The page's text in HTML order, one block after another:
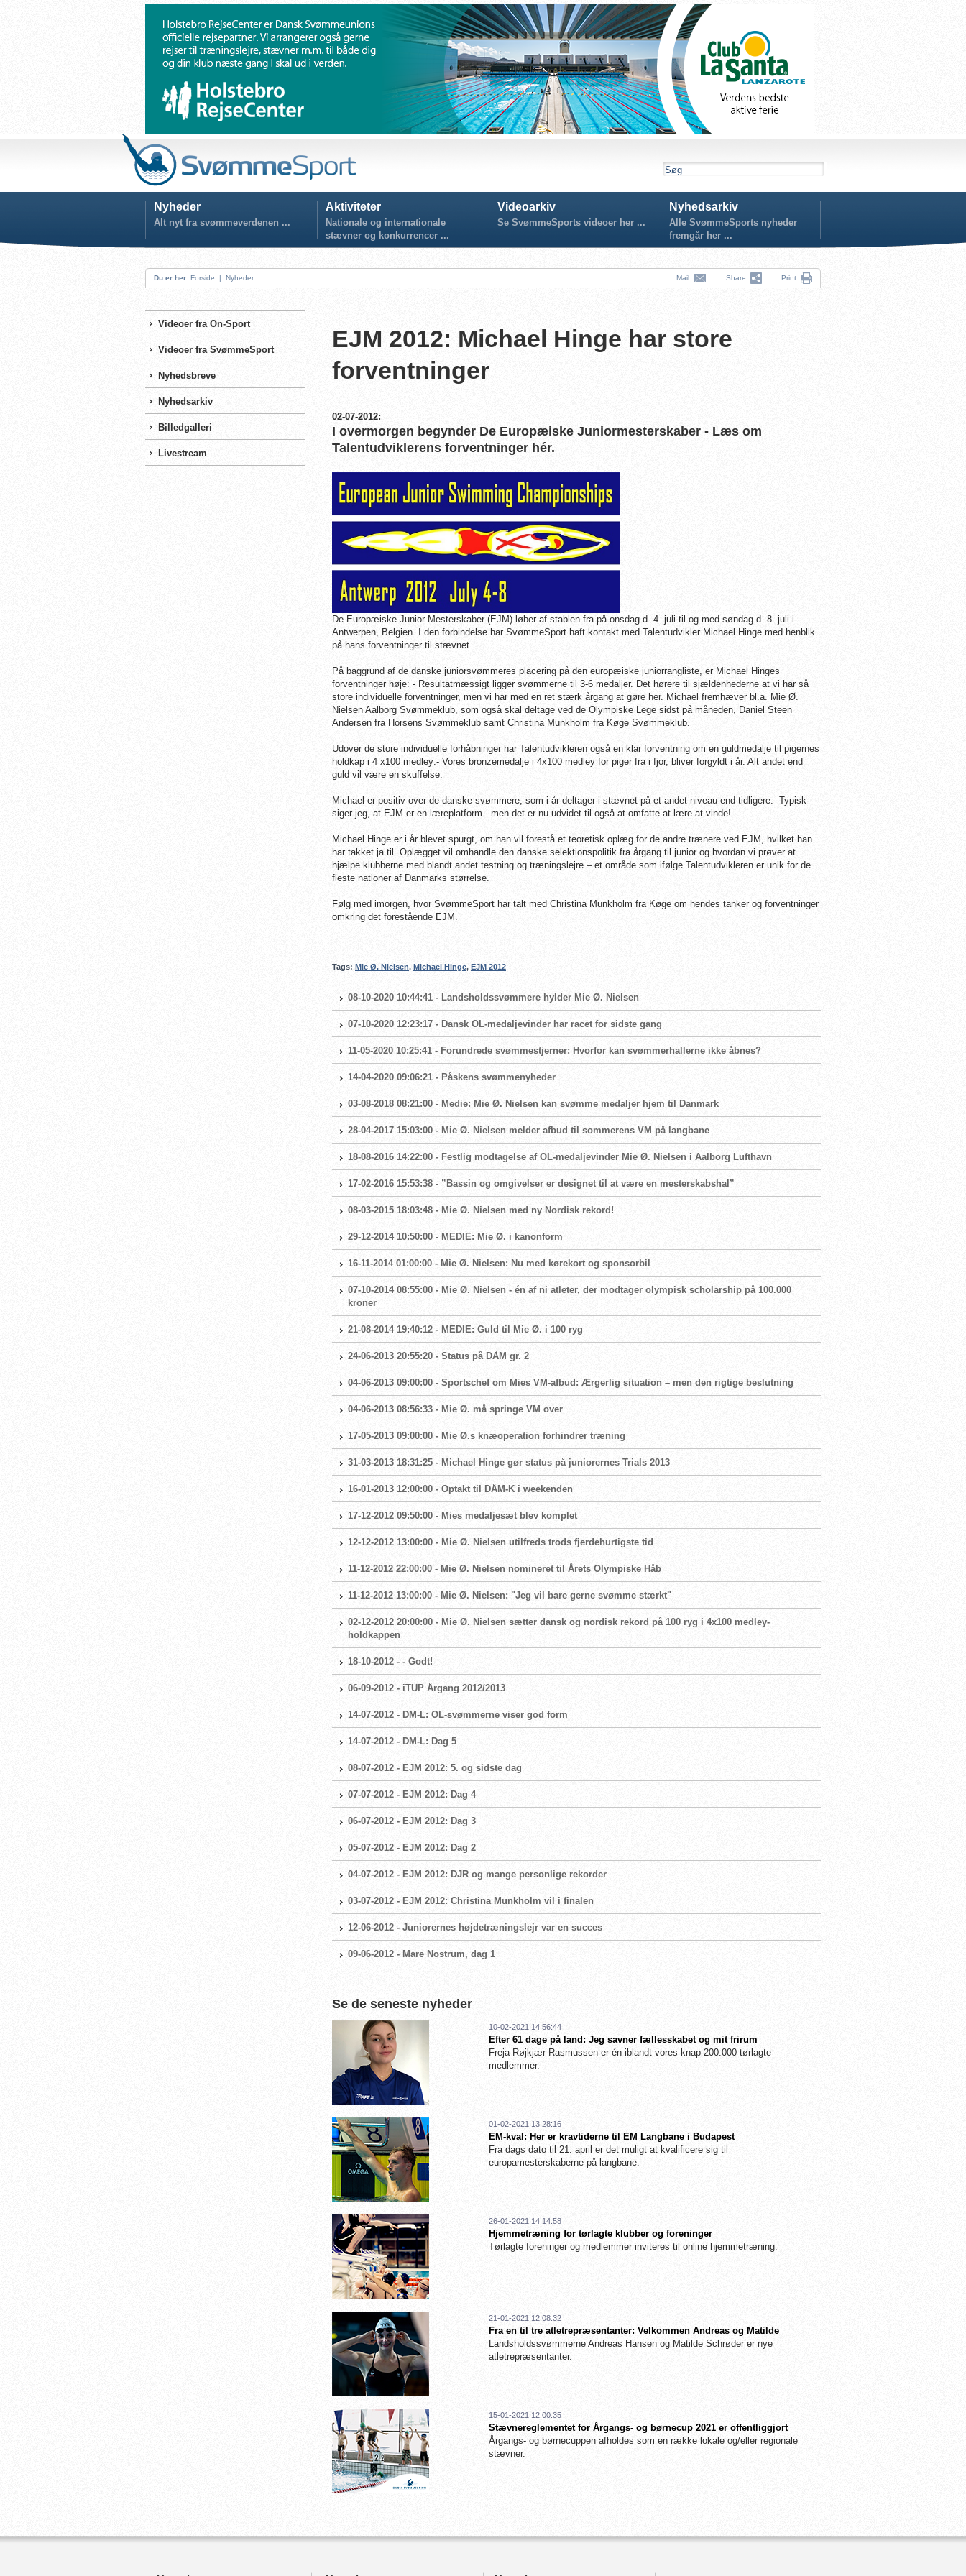
Nyheder
Alt nyt fra svømmeverdenen ...
Aktiviteter
Nationale og internationale
stævner og konkurrencer ...
Videoarkiv
Se SvømmeSports videoer her ...
Nyhedsarkiv
Alle SvømmeSports nyheder
fremgår her ...
Du er her: Forside | Nyheder Mail Share Print
Videoer fra On-Sport
Videoer fra SvømmeSport
Nyhedsbreve
Nyhedsarkiv
Billedgalleri
Livestream
EJM 2012: Michael Hinge har store
forventninger
02-07-2012:
I overmorgen begynder De Europæiske Juniormesterskaber - Læs om
Talentudviklerens forventninger hér.
De Europæiske Junior Mesterskaber (EJM) løber af stablen fra på onsdag d. 4. juli til og med søndag d. 8. juli i
Antwerpen, Belgien. I den forbindelse har SvømmeSport haft kontakt med Talentudvikler Michael Hinge med henblik
på hans forventninger til stævnet.
På baggrund af de danske juniorsvømmeres placering på den europæiske juniorrangliste, er Michael Hinges
forventninger høje: - Resultatmæssigt ligger svømmerne til 3-6 medaljer. Det hørere til sjældenhederne at vi har så
store individuelle forventninger, men vi har med en ret stærk årgang at gøre her. Michael fremhæver bl.a. Mie Ø.
Nielsen Aalborg Svømmeklub, som også skal deltage ved de Olympiske Lege sidst på måneden, Daniel Steen
Andersen fra Horsens Svømmeklub samt Christina Munkholm fra Køge Svømmeklub.
Udover de store individuelle forhåbninger har Talentudvikleren også en klar forventning om en guldmedalje til pigernes
holdkap i 4 x100 medley:- Vores bronzemedalje i 4x100 medley for piger fra i fjor, bliver forgyldt i år. Alt andet end
guld vil være en skuffelse.
Michael er positiv over de danske svømmere, som i år deltager i stævnet på et andet niveau end tidligere:- Typisk
siger jeg, at EJM er en læreplatform - men det er nu udvidet til også at omfatte at lære at vinde!
Michael Hinge er i år blevet spurgt, om han vil forestå et teoretisk oplæg for de andre trænere ved EJM, hvilket han
har takket ja til. Oplægget vil omhandle den danske selektionspolitik fra årgang til junior og hvordan vi prøver at
hjælpe klubberne med blandt andet testning og træningslejre – et område som ifølge Talentudvikleren er unik for de
fleste nationer af Danmarks størrelse.
Følg med imorgen, hvor SvømmeSport har talt med Christina Munkholm fra Køge om hendes tanker og forventninger
omkring det forestående EJM.
Tags: Mie Ø. Nielsen, Michael Hinge, EJM 2012
08-10-2020 10:44:41 - Landsholdssvømmere hylder Mie Ø. Nielsen
07-10-2020 12:23:17 - Dansk OL-medaljevinder har racet for sidste gang
11-05-2020 10:25:41 - Forundrede svømmestjerner: Hvorfor kan svømmerhallerne ikke åbnes?
14-04-2020 09:06:21 - Påskens svømmenyheder
03-08-2018 08:21:00 - Medie: Mie Ø. Nielsen kan svømme medaljer hjem til Danmark
28-04-2017 15:03:00 - Mie Ø. Nielsen melder afbud til sommerens VM på langbane
18-08-2016 14:22:00 - Festlig modtagelse af OL-medaljevinder Mie Ø. Nielsen i Aalborg Lufthavn
17-02-2016 15:53:38 - ”Bassin og omgivelser er designet til at være en mesterskabshal”
08-03-2015 18:03:48 - Mie Ø. Nielsen med ny Nordisk rekord!
29-12-2014 10:50:00 - MEDIE: Mie Ø. i kanonform
16-11-2014 01:00:00 - Mie Ø. Nielsen: Nu med kørekort og sponsorbil
07-10-2014 08:55:00 - Mie Ø. Nielsen - én af ni atleter, der modtager olympisk scholarship på 100.000
kroner
21-08-2014 19:40:12 - MEDIE: Guld til Mie Ø. i 100 ryg
24-06-2013 20:55:20 - Status på DÅM gr. 2
04-06-2013 09:00:00 - Sportschef om Mies VM-afbud: Ærgerlig situation – men den rigtige beslutning
04-06-2013 08:56:33 - Mie Ø. må springe VM over
17-05-2013 09:00:00 - Mie Ø.s knæoperation forhindrer træning
31-03-2013 18:31:25 - Michael Hinge gør status på juniorernes Trials 2013
16-01-2013 12:00:00 - Optakt til DÅM-K i weekenden
17-12-2012 09:50:00 - Mies medaljesæt blev komplet
12-12-2012 13:00:00 - Mie Ø. Nielsen utilfreds trods fjerdehurtigste tid
11-12-2012 22:00:00 - Mie Ø. Nielsen nomineret til Årets Olympiske Håb
11-12-2012 13:00:00 - Mie Ø. Nielsen: "Jeg vil bare gerne svømme stærkt"
02-12-2012 20:00:00 - Mie Ø. Nielsen sætter dansk og nordisk rekord på 100 ryg i 4x100 medley-
holdkappen
18-10-2012 - - Godt!
06-09-2012 - iTUP Årgang 2012/2013
14-07-2012 - DM-L: OL-svømmerne viser god form
14-07-2012 - DM-L: Dag 5
08-07-2012 - EJM 2012: 5. og sidste dag
07-07-2012 - EJM 2012: Dag 4
06-07-2012 - EJM 2012: Dag 3
05-07-2012 - EJM 2012: Dag 2
04-07-2012 - EJM 2012: DJR og mange personlige rekorder
03-07-2012 - EJM 2012: Christina Munkholm vil i finalen
12-06-2012 - Juniorernes højdetræningslejr var en succes
09-06-2012 - Mare Nostrum, dag 1
Se de seneste nyheder
10-02-2021 14:56:44
Efter 61 dage på land: Jeg savner fællesskabet og mit frirum
Freja Røjkjær Rasmussen er én iblandt vores knap 200.000 tørlagte
medlemmer.
01-02-2021 13:28:16
EM-kval: Her er kravtiderne til EM Langbane i Budapest
Fra dags dato til 21. april er det muligt at kvalificere sig til
europamesterskaberne på langbane.
26-01-2021 14:14:58
Hjemmetræning for tørlagte klubber og foreninger
Tørlagte foreninger og medlemmer inviteres til online hjemmetræning.
21-01-2021 12:08:32
Fra en til tre atletrepræsentanter: Velkommen Andreas og Matilde
Landsholdssvømmerne Andreas Hansen og Matilde Schrøder er nye
atletrepræsentanter.
15-01-2021 12:00:35
Stævnereglementet for Årgangs- og børnecup 2021 er offentliggjort
Årgangs- og børnecuppen afholdes som en række lokale og/eller regionale
stævner.